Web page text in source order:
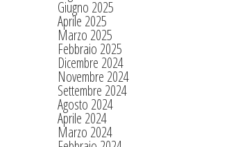
Giugno 2025
Aprile 2025
Marzo 2025
Febbraio 2025
Dicembre 2024
Novembre 2024
Settembre 2024
Agosto 2024
Aprile 2024
Marzo 2024